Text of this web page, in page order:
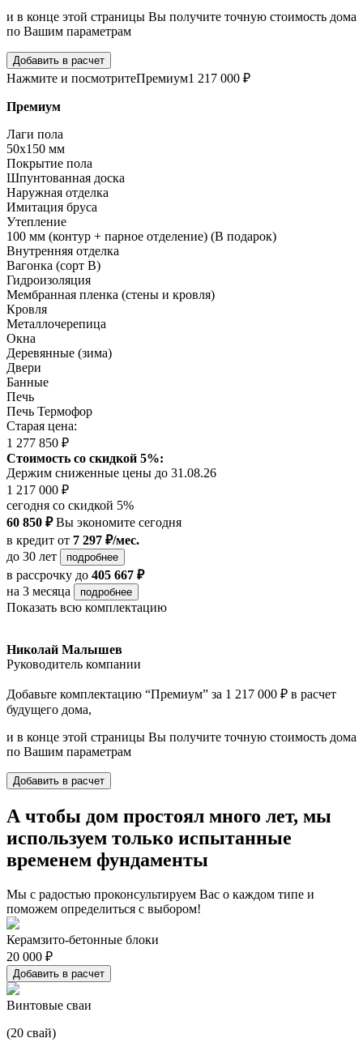
и в конце этой страницы Вы получите точную стоимость дома
по Вашим параметрам
Добавить в расчет
Нажмите и посмотритеПремиум1 217 000 ₽
Премиум
Лаги пола
50х150 мм
Покрытие пола
Шпунтованная доска
Наружная отделка
Имитация бруса
Утепление
100 мм (контур + парное отделение) (В подарок)
Внутренняя отделка
Вагонка (сорт В)
Гидроизоляция
Мембранная пленка (стены и кровля)
Кровля
Металлочерепица
Окна
Деревянные (зима)
Двери
Банные
Печь
Печь Термофор
Старая цена:
1 277 850 ₽
Стоимость со скидкой 5%:
Держим сниженные цены до 31.08.26
1 217 000 ₽
сегодня со скидкой 5%
60 850 ₽Вы экономите сегодня
в кредит от 7 297 ₽/мес.
до 30 лет
подробнее
в рассрочку до 405 667 ₽
на 3 месяца
подробнее
Показать всю комплектацию
Николай Малышев
Руководитель компании
Добавьте комплектацию “Премиум” за 1 217 000 ₽ в расчет
будущего дома,
и в конце этой страницы Вы получите точную стоимость дома
по Вашим параметрам
Добавить в расчет
А чтобы дом простоял много лет, мы
используем только испытанные
временем фундаменты
Мы с радостью проконсультируем Вас о каждом типе и
поможем определиться с выбором!
Керамзито-бетонные блоки
20 000 ₽
Добавить в расчет
Винтовые сваи
(20 свай)